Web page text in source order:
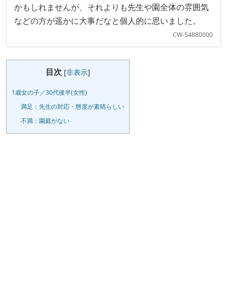
かもしれませんが、それよりも先生や園全体の雰囲気
などの方が遥かに大事だなと個人的に思いました。
CW-54880000
目次 [非表示]
1歳女の子／30代後半(女性)
満足：先生の対応・態度が素晴らしい
不満：園庭がない